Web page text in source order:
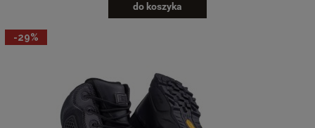
do koszyka
-29%